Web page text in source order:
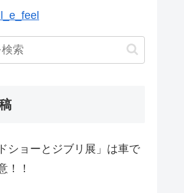
ショーとジブリ展」は車で
！！